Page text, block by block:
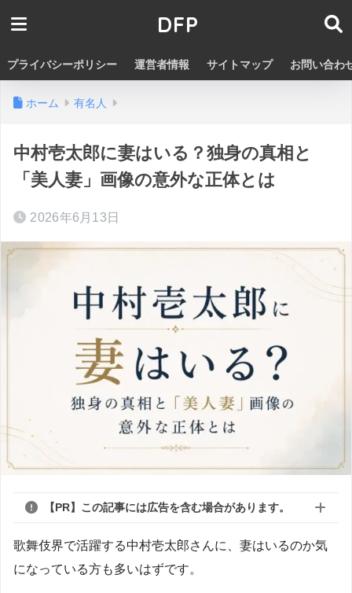
DFP
プライバシーポリシー 運営者情報 サイトマップ お問い合わ
ホーム 有名人
中村壱太郎に妻はいる？独身の真相と
「美人妻」画像の意外な正体とは
2026年6月13日
【PR】この記事には広告を含む場合があります。
歌舞伎界で活躍する中村壱太郎さんに、妻はいるのか気
になっている方も多いはずです。